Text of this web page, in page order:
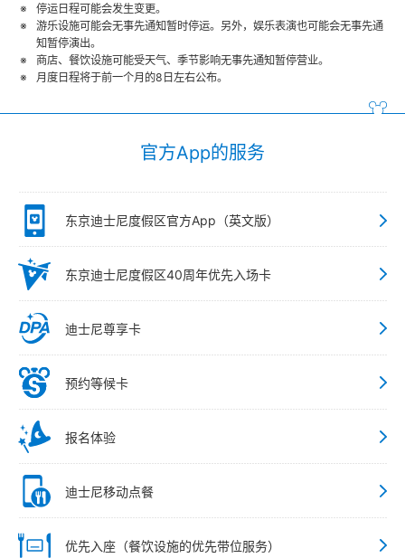
停运日程可能会发生变更。
游乐设施可能会无事先通知暂时停运。另外，娱乐表演也可能会无事先通
知暂停演出。
商店、餐饮设施可能受天气、季节影响无事先通知暂停营业。
月度日程将于前一个月的8日左右公布。
官方App的服务
东京迪士尼度假区官方App（英文版）
东京迪士尼度假区40周年优先入场卡
迪士尼尊享卡
预约等候卡
报名体验
迪士尼移动点餐
优先入座（餐饮设施的优先带位服务）